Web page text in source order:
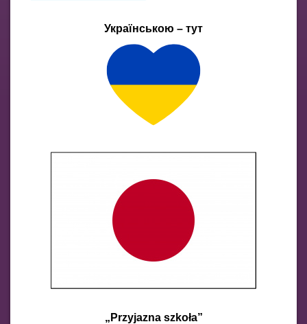
Українською – тут
„Przyjazna szkoła”